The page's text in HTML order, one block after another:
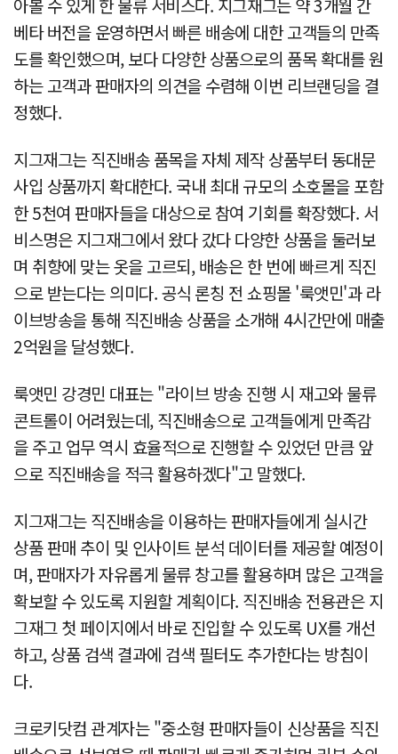
아볼 수 있게 한 물류 서비스다. 지그재그는 약 3개월 간
베타 버전을 운영하면서 빠른 배송에 대한 고객들의 만족
도를 확인했으며, 보다 다양한 상품으로의 품목 확대를 원
하는 고객과 판매자의 의견을 수렴해 이번 리브랜딩을 결
정했다.
지그재그는 직진배송 품목을 자체 제작 상품부터 동대문
사입 상품까지 확대한다. 국내 최대 규모의 소호몰을 포함
한 5천여 판매자들을 대상으로 참여 기회를 확장했다. 서
비스명은 지그재그에서 왔다 갔다 다양한 상품을 둘러보
며 취향에 맞는 옷을 고르되, 배송은 한 번에 빠르게 직진
으로 받는다는 의미다. 공식 론칭 전 쇼핑몰 '룩앳민'과 라
이브방송을 통해 직진배송 상품을 소개해 4시간만에 매출
2억원을 달성했다.
룩앳민 강경민 대표는 "라이브 방송 진행 시 재고와 물류
콘트롤이 어려웠는데, 직진배송으로 고객들에게 만족감
을 주고 업무 역시 효율적으로 진행할 수 있었던 만큼 앞
으로 직진배송을 적극 활용하겠다"고 말했다.
지그재그는 직진배송을 이용하는 판매자들에게 실시간
상품 판매 추이 및 인사이트 분석 데이터를 제공할 예정이
며, 판매자가 자유롭게 물류 창고를 활용하며 많은 고객을
확보할 수 있도록 지원할 계획이다. 직진배송 전용관은 지
그재그 첫 페이지에서 바로 진입할 수 있도록 UX를 개선
하고, 상품 검색 결과에 검색 필터도 추가한다는 방침이
다.
크로키닷컴 관계자는 "중소형 판매자들이 신상품을 직진